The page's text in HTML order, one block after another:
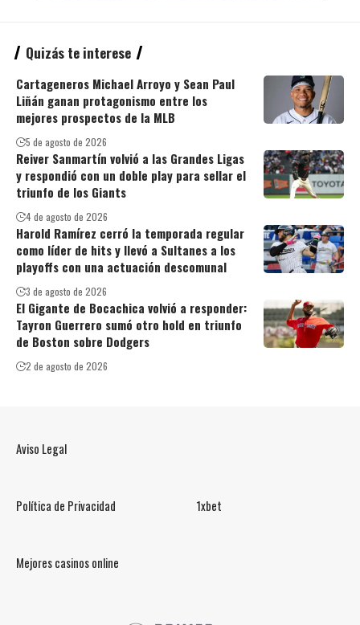
Quizás te interese
Cartageneros Michael Arroyo y Sean Paul
Liñán ganan protagonismo entre los
mejores prospectos de la MLB
5 de agosto de 2026
Reiver Sanmartín volvió a las Grandes Ligas
y respondió con un doble play para sellar el
triunfo de los Giants
4 de agosto de 2026
Harold Ramírez cerró la temporada regular
como líder de hits y llevó a Sultanes a los
playoffs con una actuación descomunal
3 de agosto de 2026
El Gigante de Bocachica volvió a responder:
Tayron Guerrero sumó otro hold en triunfo
de Boston sobre Dodgers
2 de agosto de 2026
Aviso Legal
Política de Privacidad 1xbet
Mejores casinos online